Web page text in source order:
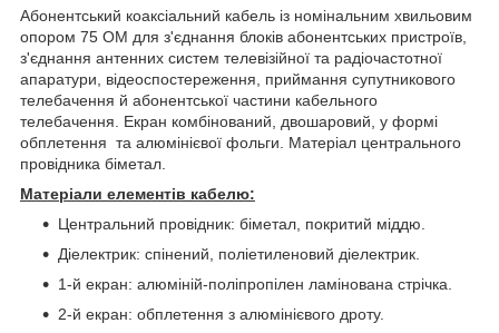
Абонентський коаксіальний кабель із номінальним хвильовим
опором 75 ОМ для з'єднання блоків абонентських пристроїв,
з'єднання антенних систем телевізійної та радіочастотної
апаратури, відеоспостереження, приймання супутникового
телебачення й абонентської частини кабельного
телебачення. Екран комбінований, двошаровий, у формі
обплетення та алюмінієвої фольги. Матеріал центрального
провідника біметал.
Матеріали елементів кабелю:
Центральний провідник: біметал, покритий міддю.
Діелектрик: спінений, поліетиленовий діелектрик.
1-й екран: алюміній-поліпропілен ламінована стрічка.
2-й екран: обплетення з алюмінієвого дроту.